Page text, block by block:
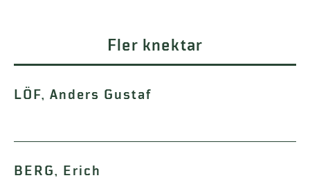
Fler knektar
LÖF, Anders Gustaf
BERG, Erich